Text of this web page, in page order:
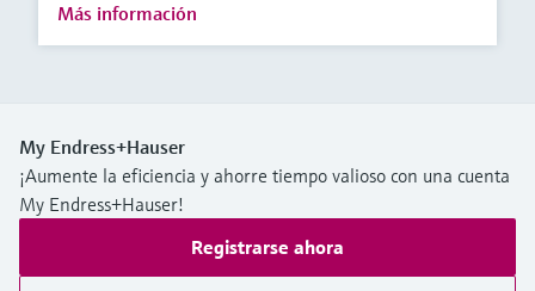
Más información
My Endress+Hauser
¡Aumente la eficiencia y ahorre tiempo valioso con una cuenta
My Endress+Hauser!
Registrarse ahora